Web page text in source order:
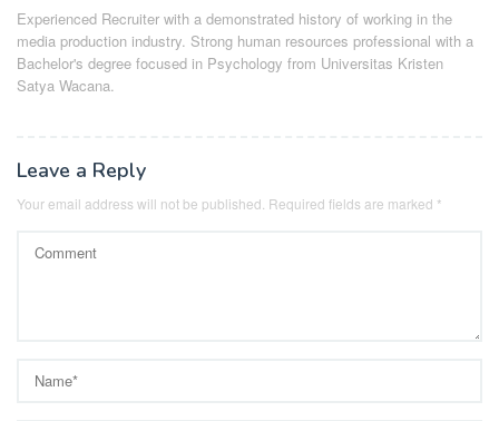
Experienced Recruiter with a demonstrated history of working in the
media production industry. Strong human resources professional with a
Bachelor's degree focused in Psychology from Universitas Kristen
Satya Wacana.
Leave a Reply
Your email address will not be published. Required fields are marked *